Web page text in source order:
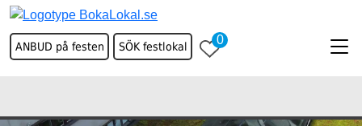
ANBUD på festen SÖK festlokal 0